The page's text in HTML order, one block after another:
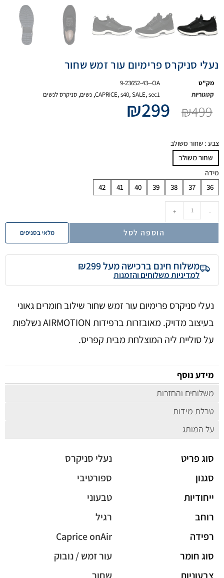
נעלי סניקרס פרימיום עור זמש שחור
מק"ט
9-23652-43--OA
קטגוריות
CAPRICE,s40,SALE,sec1
, נשים, סניקרס לנשים
₪499
₪299
צבע : שחור משולב
שחור משולב
מידה
36
37
38
39
40
41
42
-
+
הוספה לסל מלאי בסניפים
משלוח חינם ברכישה מעל ₪299
למדיניות משלוחים והזמנות
נעלי סניקרס פרימיום עור זמש שחור שילוב חומרים גאוני
בעיצוב מדויק. מאובזרות ברפידות AIRMOTION נשלפות
על סוליית ליה המוצלחת מבית קפריס.
מידע נוסף
משלוחים והחזרות
טבלת מידות
על המותג
סוג פריט
נעלי סניקרס
סגנון
ספורטיבי
ייחודיות
טבעוני
רוחב
רגיל
רפידה
Caprice onAir
סוג חומר
עור זמש / נובוק
צבעוניות
שחור